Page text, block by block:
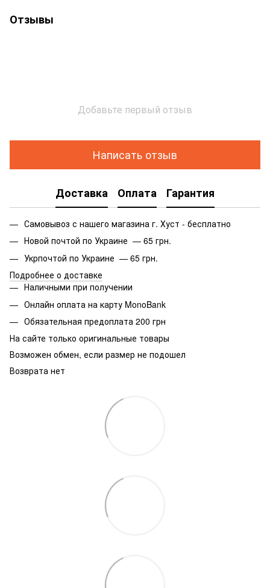
Отзывы
Добавьте первый отзыв
Написать отзыв
Доставка Оплата Гарантия
Самовывоз с нашего магазина г. Хуст - бесплатно
Новой почтой по Украине — 65 грн.
Укрпочтой по Украине — 65 грн.
Подробнее о доставке
Наличными при получении
Онлайн оплата на карту MonoBank
Обязательная предоплата 200 грн
На сайте только оригинальные товары
Возможен обмен, если размер не подошел
Возврата нет